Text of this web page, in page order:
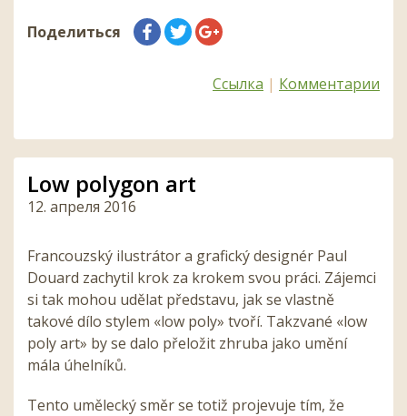
Поделиться
Ссылка | Комментарии
Low polygon art
12. апреля 2016
Francouzský ilustrátor a grafický designér Paul
Douard zachytil krok za krokem svou práci. Zájemci
si tak mohou udělat představu, jak se vlastně
takové dílo stylem «low poly» tvoří. Takzvané «low
poly art» by se dalo přeložit zhruba jako umění
mála úhelníků.
Tento umělecký směr se totiž projevuje tím, že